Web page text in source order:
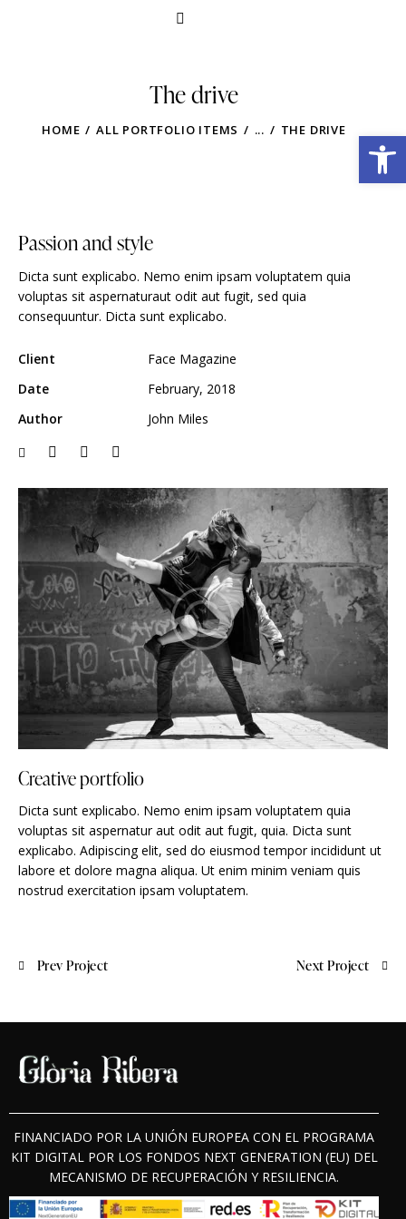
Obre la barra d'eines
The drive
HOME ALL PORTFOLIO ITEMS ... THE DRIVE
Creative portfolio
Dicta sunt explicabo. Nemo enim ipsam voluptatem quia
voluptas sit aspernatur aut odit aut fugit, quia. Dicta sunt
explicabo. Adipiscing elit, sed do eiusmod tempor incididunt ut
labore et dolore magna aliqua. Ut enim minim veniam quis
nostrud exercitation ipsam voluptatem.
Passion and style
Dicta sunt explicabo. Nemo enim ipsam voluptatem quia
voluptas sit aspernaturaut odit aut fugit, sed quia
consequuntur. Dicta sunt explicabo.
Client
Face Magazine
Date
February, 2018
Author
John Miles
Prev Project Next Project
FINANCIADO POR LA UNIÓN EUROPEA CON EL PROGRAMA
KIT DIGITAL POR LOS FONDOS NEXT GENERATION (EU) DEL
MECANISMO DE RECUPERACIÓN Y RESILIENCIA.